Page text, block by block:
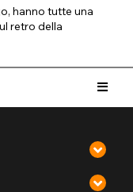
hanno tutte una
retro della
guide alla cura e